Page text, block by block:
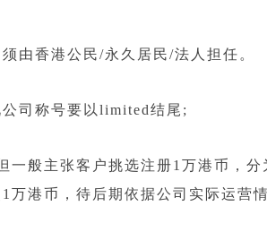
香港公民/永久居民/法人担任。
司称号要以limited结尾;
般主张客户挑选注册1万港币，分
万港币，待后期依据公司实际运营